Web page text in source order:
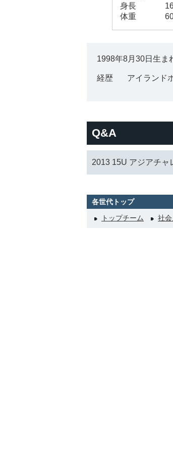
身長
体重
1998年8月30日生ま
経歴 アイランド
Q&A
2013 15U アジアチャ
各世代トップ
トップチーム
社会